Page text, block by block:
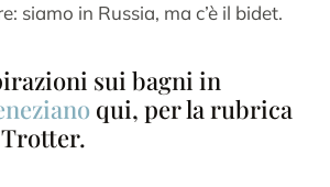
siamo in Russia, ma c’è il bidet.
sui bagni in
qui, per la rubrica